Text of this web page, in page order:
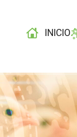
INICIO